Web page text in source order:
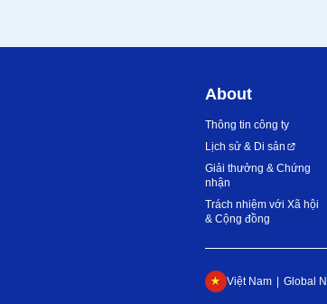
About
Thông tin công ty
Lịch sử & Di sản
Giải thưởng & Chứng
nhận
Trách nhiệm với Xã hội
& Cộng đồng
Việt Nam Global